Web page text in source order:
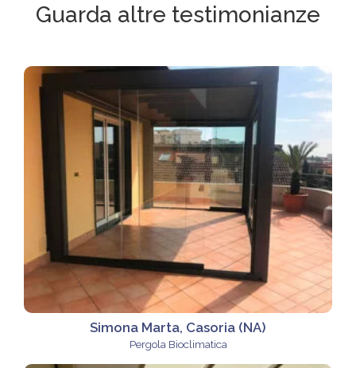
Guarda altre testimonianze
Simona Marta, Casoria (NA)
Pergola Bioclimatica